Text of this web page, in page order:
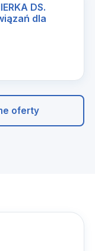
DS.
dla
oferty